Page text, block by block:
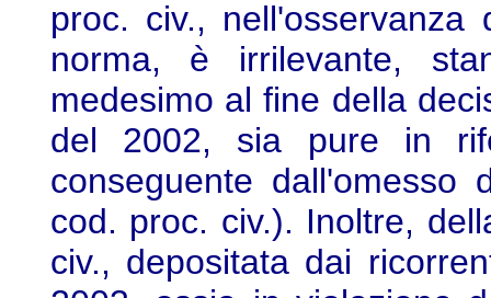
proc. civ.,
norma, è irrilevante,
medesimo al fine della
del 2002, sia pure in
conseguente dall'omesso
cod. proc. civ.). Inoltre,
civ., depositata dai